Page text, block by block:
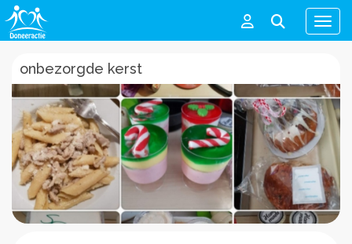
Menu
onbezorgde kerst